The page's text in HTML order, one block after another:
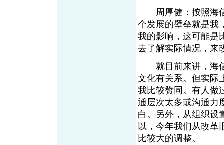
周厚健：按照海信
个发展的壁垒就是我
我的影响，这可能是
去了解实际情况，来
就目前来讲，海信
文化有关系。但实
我比较赞同。有人做
通层次太多或沟通力
白。另外，从组织设
以，今年我们从改革
比较大的调整。